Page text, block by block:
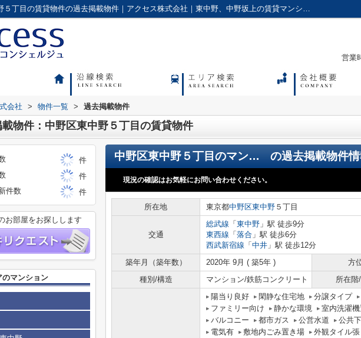
中野区東中野５丁目の賃貸物件の過去掲載物件｜アクセス株式会社｜東中野、中野坂上の賃貸マンションやアパートに強い不動産会社
営業
会社 > 物件一覧 > 過去掲載物件
物件：中野区東中野５丁目の賃貸物件
中野区東中野５丁目のマンション の過去掲載物件
現況の確認はお気軽にお問い合わせください。
所在地 東京都中野区東中野 ５丁目
交通
総武線 「 東中野 」駅 徒歩9分
東西線 「 落合 」駅 徒歩6分
西武新宿線 「 中井 」駅 徒歩12分
築年月（築年数）
2020年 9月 ( 築5年 ) 方
種別/構造
マンション/鉄筋コンクリート 所在階
陽当り良好 閑静な住宅地 分譲タイプ
ファミリー向け
静かな環境 室内洗濯
バルコニー
都市ガス 公営水道 公共
電気有
敷地内ごみ置き場 外観タイル張
件
件
件数
件
お部屋をお探しします
のマンション